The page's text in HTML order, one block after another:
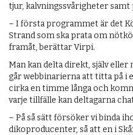
tjur, kalvningssvårigheter samt
– I första programmet är det
Strand som ska prata om
framåt, berättar Virpi.
Man kan delta direkt, själv eller
går webbinarierna att titta på i
cirka en timme långa och
varje tillfälle kan deltagarna
– På så sätt försöker vi binda
dikoproducenter, så att en i